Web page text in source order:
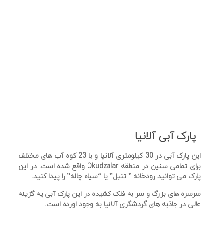
پارک آبی آلانیا
این پارک آبی در 30 کیلومتری آلانیا و با 23 کوه آب های مختلف
برای تمامی سنین در منطقه Okudzalar واقع شده است. در این
پارک می توانید رودخانه ” تنبل” یا “سیاه چاله” را پیدا کنید.
سرسره های بزرگ و سر به فلک کشیده در این پارک آبی یه گزینه
عالی در جاذبه های گردشگری آلانیا به وجود اورده است.